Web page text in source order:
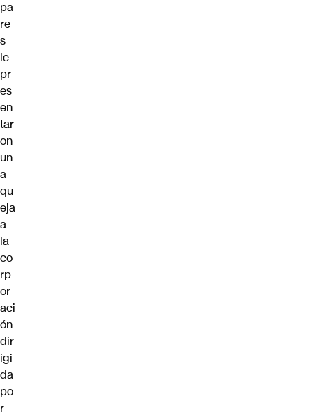
pa
re
s
le
pr
es
en
tar
on
un
a
qu
eja
a
la
co
rp
or
aci
ón
dir
igi
da
po
r